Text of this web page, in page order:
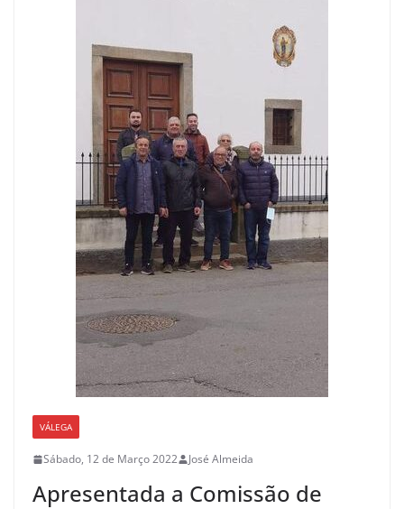
VÁLEGA
Sábado, 12 de Março 2022 José Almeida
Apresentada a Comissão de